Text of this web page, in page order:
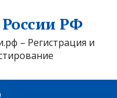
РФ
– Регистрация и